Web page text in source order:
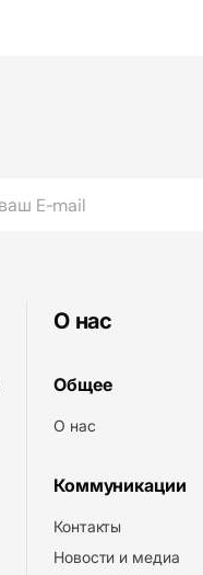
О нас
Общее
О нас
Коммуникации
Контакты
Новости и медиа